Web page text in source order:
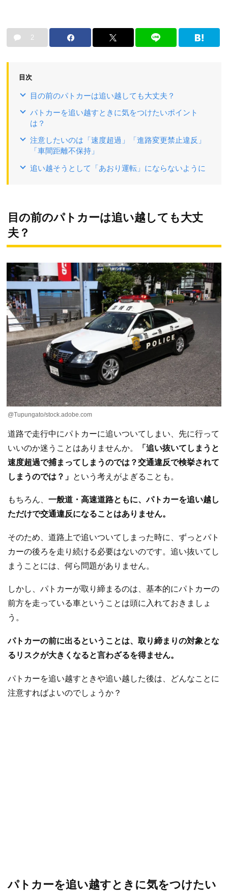
2
目次
目の前のパトカーは追い越しても大丈夫？
パトカーを追い越すときに気をつけたいポイント
は？
注意したいのは「速度超過」「進路変更禁止違反」
「車間距離不保持」
追い越そうとして「あおり運転」にならないように
目の前のパトカーは追い越しても大丈
夫？
@Tupungato/stock.adobe.com
道路で走行中にパトカーに追いついてしまい、先に行って
いいのか迷うことはありませんか。
「追い抜いてしまうと
速度超過で捕まってしまうのでは？交通違反で検挙されて
しまうのでは？」 という考えがよぎることも。
もちろん、 一般道・高速道路ともに、パトカーを追い越し
ただけで交通違反になることはありません。
そのため、道路上で追いついてしまった時に、ずっとパト
カーの後ろを走り続ける必要はないのです。追い抜いてし
まうことには、何ら問題がありません。
しかし、パトカーが取り締まるのは、基本的にパトカーの
前方を走っている車ということは頭に入れておきましょ
う。
パトカーの前に出るということは、取り締まりの対象とな
るリスクが大きくなると言わざるを得ません。
パトカーを追い越すときや追い越した後は、どんなことに
注意すればよいのでしょうか？
パトカーを追い越すときに気をつけたい